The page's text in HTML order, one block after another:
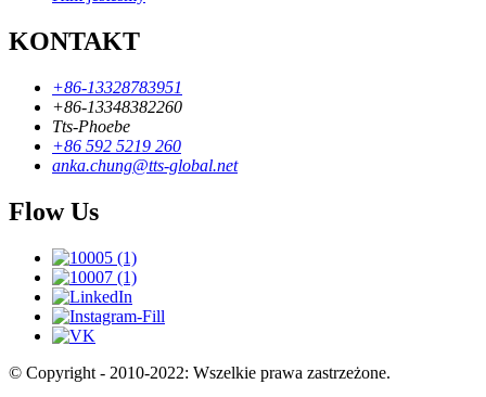
KONTAKT
+86-13328783951
+86-13348382260
Tts-Phoebe
+86 592 5219 260
anka.chung@tts-global.net
Flow Us
© Copyright - 2010-2022: Wszelkie prawa zastrzeżone.